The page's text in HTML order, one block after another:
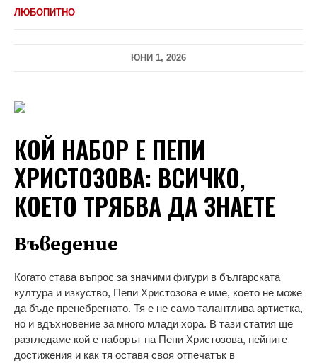
ЛЮБОПИТНО
ЮНИ 1, 2026
КОЙ НАБОР Е ПЕПИ
ХРИСТОЗОВА: ВСИЧКО,
КОЕТО ТРЯБВА ДА ЗНАЕТЕ
Въведение
Когато става въпрос за значими фигури в българската
култура и изкуство, Пепи Христозова е име, което не може
да бъде пренебрегнато. Тя е не само талантлива артистка,
но и вдъхновение за много млади хора. В тази статия ще
разгледаме кой е наборът на Пепи Христозова, нейните
достижения и как тя оставя своя отпечатък в